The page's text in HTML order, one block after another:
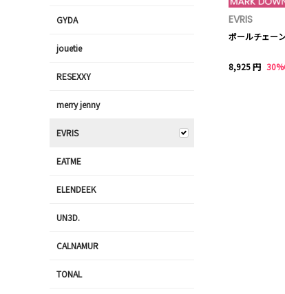
EVRIS
ボールチェー
8,925 円
GYDA
jouetie
RESEXXY
merry jenny
EVRIS
EATME
ELENDEEK
UN3D.
CALNAMUR
TONAL